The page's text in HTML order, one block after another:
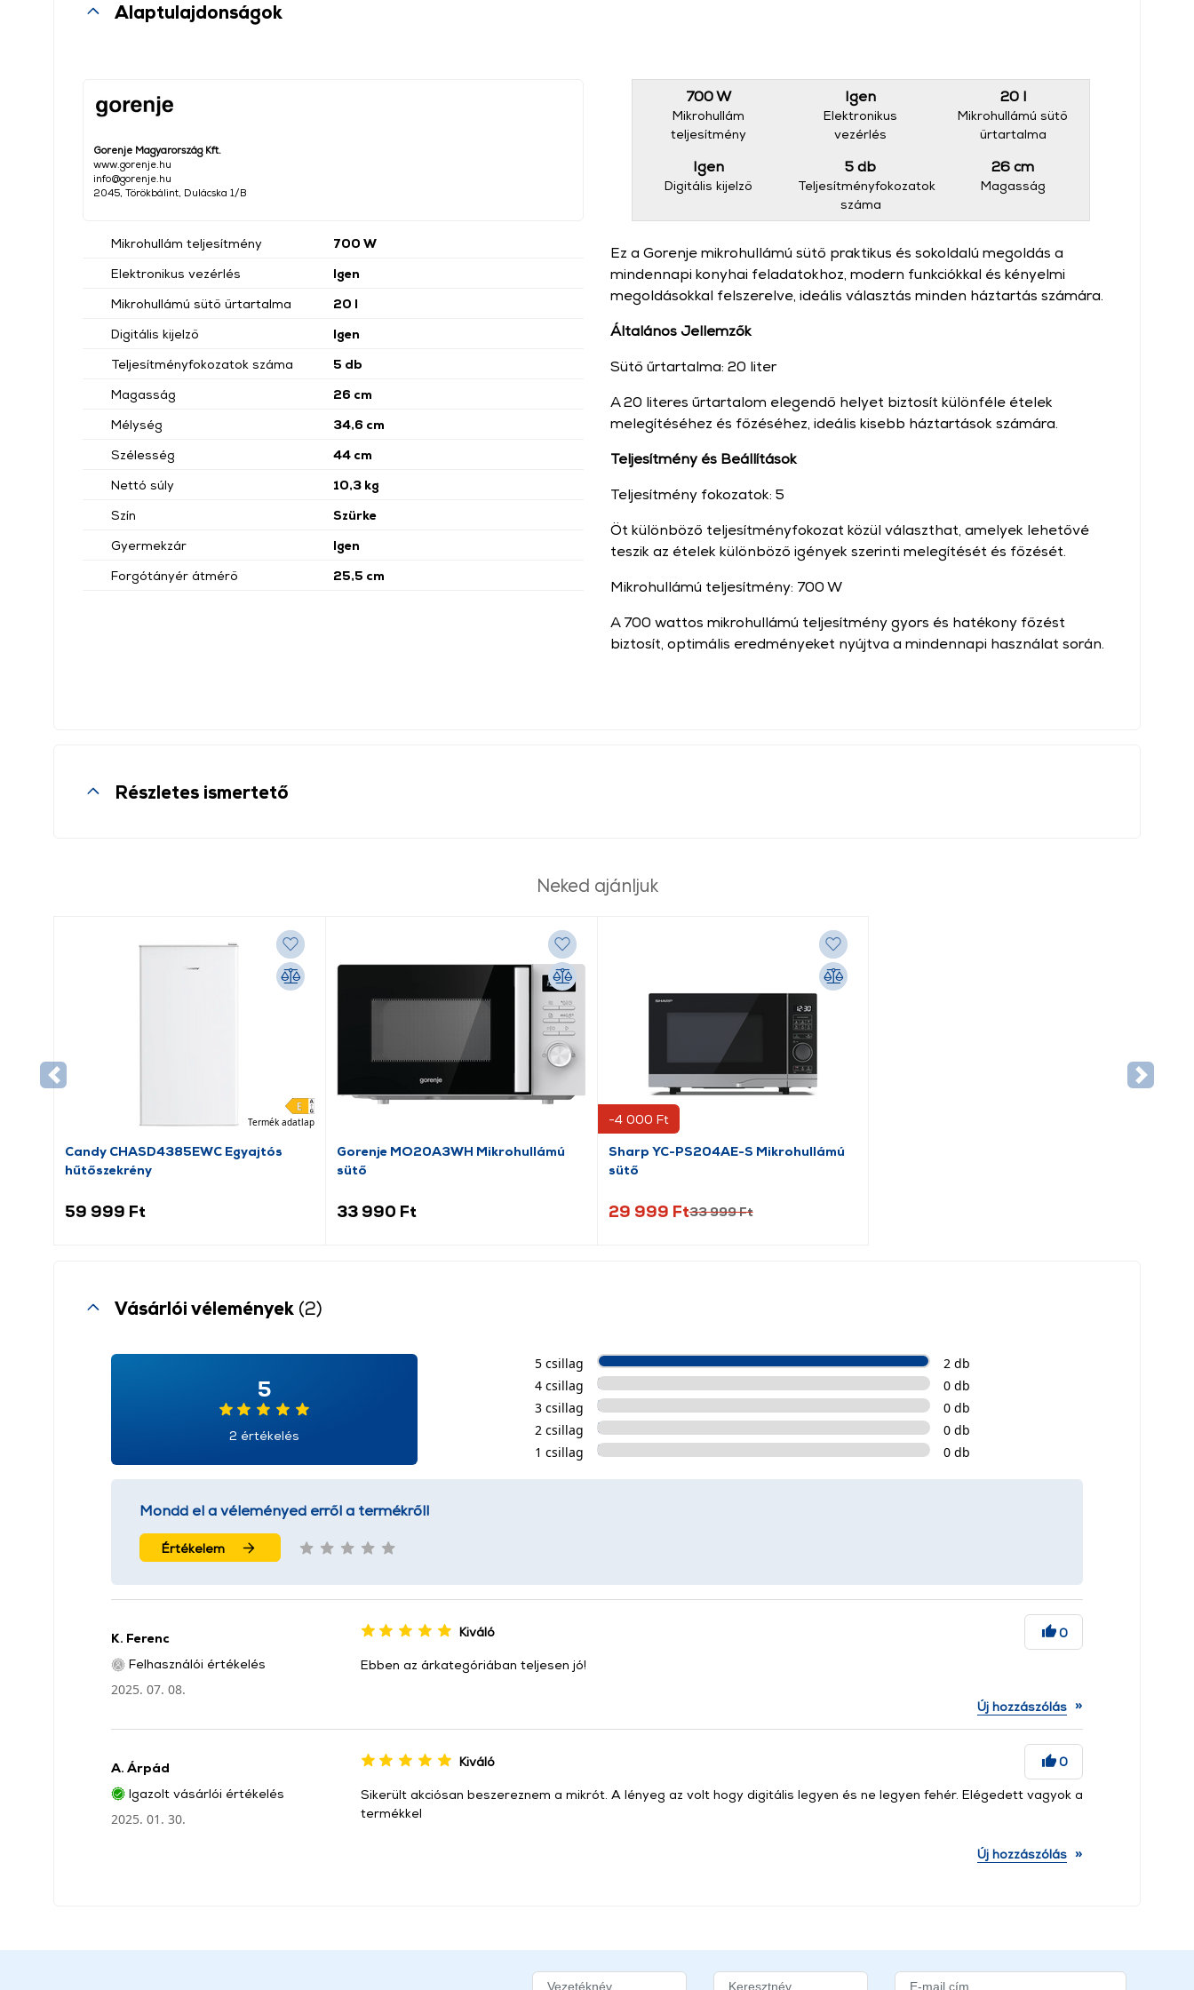
Alaptulajdonságok
Gorenje Magyarország Kft.
www.gorenje.hu
info@gorenje.hu
2045, Törökbálint, Dulácska 1/B
Mikrohullám teljesítmény
700 W
Elektronikus vezérlés
Igen
Mikrohullámú sütő űrtartalma
20 l
Digitális kijelző
Igen
Teljesítményfokozatok száma
5 db
Magasság
26 cm
Mélység
34,6 cm
Szélesség
44 cm
Nettó súly
10,3 kg
Szín
Szürke
Gyermekzár
Igen
Forgótányér átmérő
25,5 cm
700 W
Mikrohullám
teljesítmény
Igen
Elektronikus
vezérlés
20 l
Mikrohullámú sütő
űrtartalma
Igen
Digitális kijelző
5 db
Teljesítményfokozatok
száma
26 cm
Magasság
Ez a Gorenje mikrohullámú sütő praktikus és sokoldalú megoldás a
mindennapi konyhai feladatokhoz, modern funkciókkal és kényelmi
megoldásokkal felszerelve, ideális választás minden háztartás számára.
Általános Jellemzők
Sütő űrtartalma: 20 liter
A 20 literes űrtartalom elegendő helyet biztosít különféle ételek
melegítéséhez és főzéséhez, ideális kisebb háztartások számára.
Teljesítmény és Beállítások
Teljesítmény fokozatok: 5
Öt különböző teljesítményfokozat közül választhat, amelyek lehetővé
teszik az ételek különböző igények szerinti melegítését és főzését.
Mikrohullámú teljesítmény: 700 W
A 700 wattos mikrohullámú teljesítmény gyors és hatékony főzést
biztosít, optimális eredményeket nyújtva a mindennapi használat során.
Részletes ismertető
Neked ajánljuk
Termék adatlap
Candy CHASD4385EWC Egyajtós
hűtőszekrény
59 999 Ft
Gorenje MO20A3WH Mikrohullámú
sütő
33 990 Ft
-4 000 Ft
Sharp YC-PS204AE-S Mikrohullámú
sütő
29 999 Ft33 999 Ft
Vásárlói vélemények (2)
5
2 értékelés
5 csillag
2 db
4 csillag
0 db
3 csillag
0 db
2 csillag
0 db
1 csillag
0 db
Mondd el a véleményed erről a termékről!
Értékelem
K. Ferenc
Felhasználói értékelés
2025. 07. 08.
Kiváló 0
Ebben az árkategóriában teljesen jó!
Új hozzászólás »
A. Árpád
Igazolt vásárlói értékelés
2025. 01. 30.
Kiváló 0
Sikerült akciósan beszereznem a mikrót. A lényeg az volt hogy digitális legyen és ne legyen fehér. Elégedett vagyok a
termékkel
Új hozzászólás »